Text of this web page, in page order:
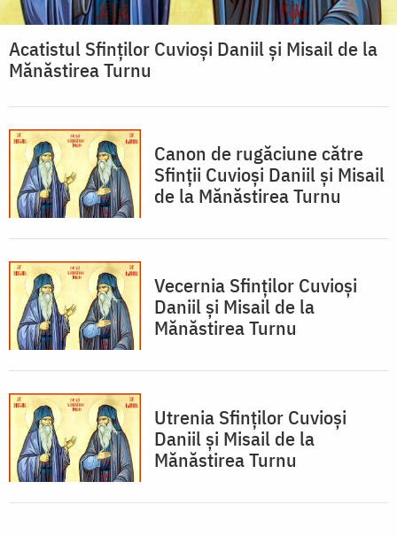
Acatistul Sfinților Cuvioși Daniil și Misail de la
Mănăstirea Turnu
Canon de rugăciune către
Sfinţii Cuvioşi Daniil şi Misail
de la Mănăstirea Turnu
Vecernia Sfinţilor Cuvioşi
Daniil şi Misail de la
Mănăstirea Turnu
Utrenia Sfinţilor Cuvioşi
Daniil şi Misail de la
Mănăstirea Turnu